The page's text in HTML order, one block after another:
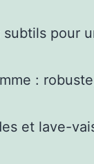
pour
:
et lave-